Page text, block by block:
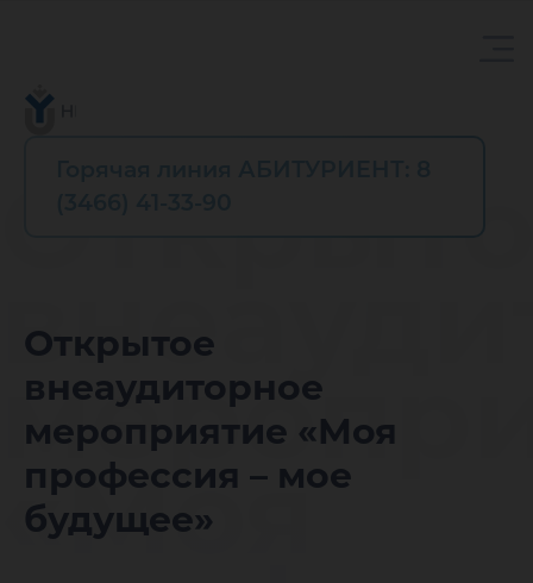
Открытое
внеаудиторное
мероприятие «Моя
профессия – мое
будущее»
«Моя